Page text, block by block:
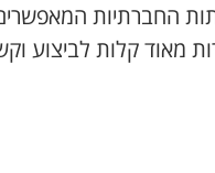
החברתיות
מאוד קלות לביצוע